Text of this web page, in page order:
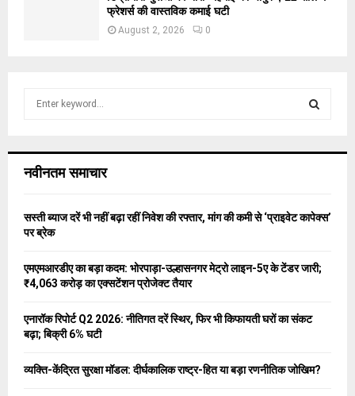
फ्रेशर्स की वास्तविक कमाई घटी
August 2, 2026 0
h
o
r
C
नवीनतम समाचार
सस्ती ब्याज दरें भी नहीं बढ़ा रहीं निवेश की रफ्तार, मांग की कमी से ‘प्राइवेट कापेक्स’
पर ब्रेक
एमएमआरडीए का बड़ा कदम: भोरपाड़ा-उल्हासनगर मेट्रो लाइन-5ए के टेंडर जारी;
₹4,063 करोड़ का एक्सटेंशन प्रोजेक्ट तैयार
एनारॉक रिपोर्ट Q2 2026: नीतिगत दरें स्थिर, फिर भी किफायती घरों का संकट
बढ़ा; बिक्री 6% घटी
व्यक्ति-केंद्रित सुरक्षा मॉडल: दीर्घकालिक राष्ट्र-हित या बड़ा रणनीतिक जोखिम?